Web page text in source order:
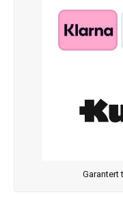
Garantert